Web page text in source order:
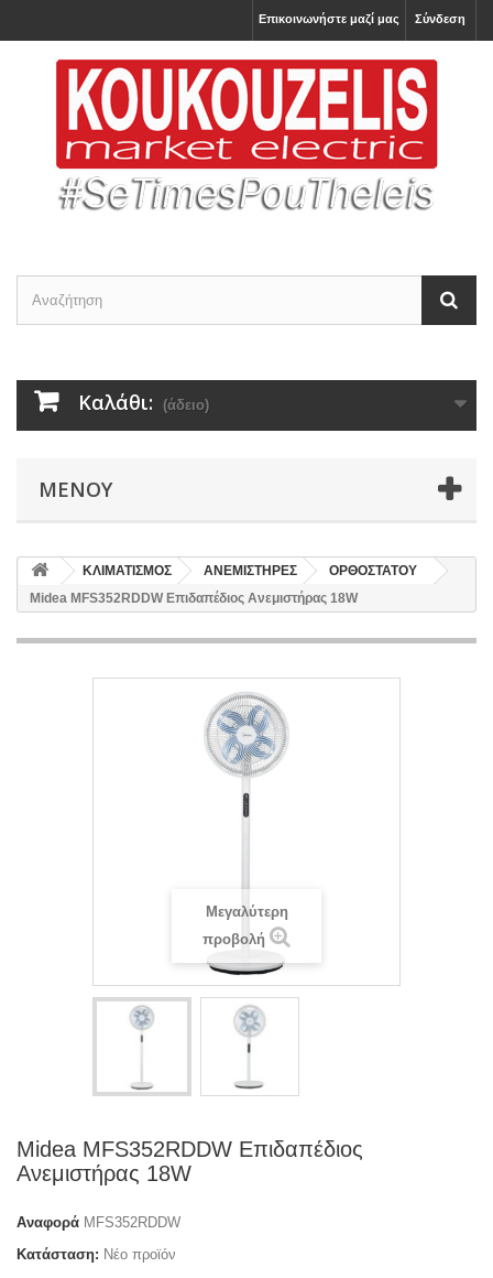
Σύνδεση
Επικοινωνήστε μαζί μας
Καλάθι: (άδειο)
ΜΕΝΟΎ
ΚΛΙΜΑΤΙΣΜΟΣ ΑΝΕΜΙΣΤΗΡΕΣ
ΟΡΘΟΣΤΑΤΟΥ
Midea MFS352RDDW Επιδαπέδιος Ανεμιστήρας 18W
Μεγαλύτερη
προβολή
Midea MFS352RDDW Επιδαπέδιος
Ανεμιστήρας 18W
Αναφορά MFS352RDDW
Κατάσταση: Νέο προϊόν